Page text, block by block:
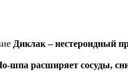
Диклак – нестероидный
шпа расширяет сосуды,